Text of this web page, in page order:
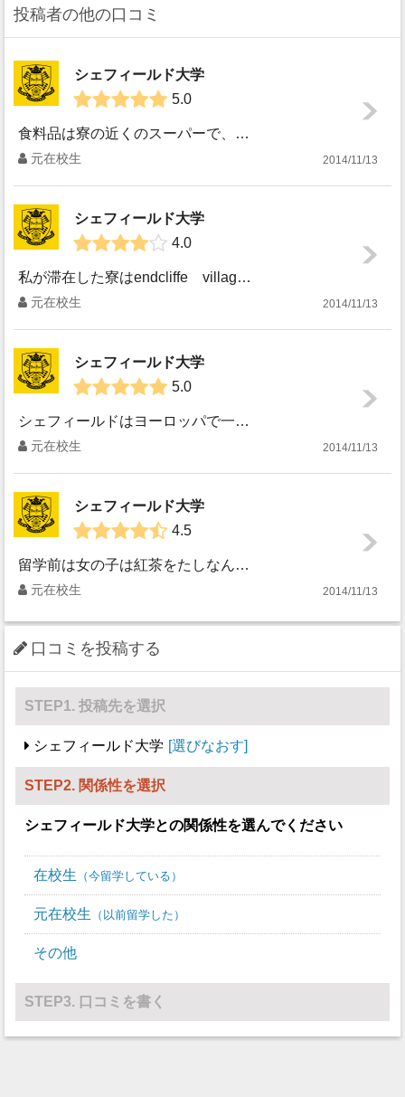
投稿者の他の口コミ
シェフィールド大学
5.0
食料品は寮の近くのスーパーで、日用品もドラッグストアで手に入りますが、バスで10 分ほどいくとシティ・センター（つまり市の中心地）という場所があり、大型ス...
元在校生 2014/11/13
シェフィールド大学
4.0
私が滞在した寮はendcliffe villageというところです。３つある寮の中で一番大きな寮で、主に１年生が多く滞在していました。寮にはカフェやバー、...
元在校生 2014/11/13
シェフィールド大学
5.0
シェフィールドはヨーロッパで一番緑の多い街としてイギリスで表彰されています。公園も多く、大学から寮の帰り道２キロほどの間に４つも公園があります。湖があった...
元在校生 2014/11/13
シェフィールド大学
4.5
留学前は女の子は紅茶をたしなんで男の子は紳士でイギリス人はおとなしいイメージを勝手に作り上げていました。 しかし！実際はものすごい寒い雪が降りそうな中で...
元在校生 2014/11/13
口コミを投稿する
STEP1. 投稿先を選択
シェフィールド大学 選びなおす
STEP2. 関係性を選択
シェフィールド大学との関係性を選んでください
在校生 今留学している
元在校生 以前留学した
その他
STEP3. 口コミを書く